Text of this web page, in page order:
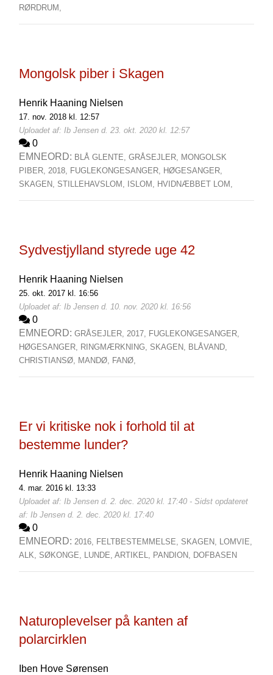
RØRDRUM,
Mongolsk piber i Skagen
Henrik Haaning Nielsen
17. nov. 2018 kl. 12:57
Uploadet af: Ib Jensen d. 23. okt. 2020 kl. 12:57
0
EMNEORD: BLÅ GLENTE, GRÅSEJLER, MONGOLSK
PIBER, 2018, FUGLEKONGESANGER, HØGESANGER,
SKAGEN, STILLEHAVSLOM, ISLOM, HVIDNÆBBET LOM,
Sydvestjylland styrede uge 42
Henrik Haaning Nielsen
25. okt. 2017 kl. 16:56
Uploadet af: Ib Jensen d. 10. nov. 2020 kl. 16:56
0
EMNEORD: GRÅSEJLER, 2017, FUGLEKONGESANGER,
HØGESANGER, RINGMÆRKNING, SKAGEN, BLÅVAND,
CHRISTIANSØ, MANDØ, FANØ,
Er vi kritiske nok i forhold til at
bestemme lunder?
Henrik Haaning Nielsen
4. mar. 2016 kl. 13:33
Uploadet af: Ib Jensen d. 2. dec. 2020 kl. 17:40 - Sidst opdateret
af: Ib Jensen d. 2. dec. 2020 kl. 17:40
0
EMNEORD: 2016, FELTBESTEMMELSE, SKAGEN, LOMVIE,
ALK, SØKONGE, LUNDE, ARTIKEL, PANDION, DOFBASEN
Naturoplevelser på kanten af
polarcirklen
Iben Hove Sørensen